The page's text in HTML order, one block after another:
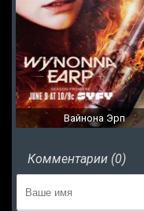
Вайнона Эрп
Комментарии (0)